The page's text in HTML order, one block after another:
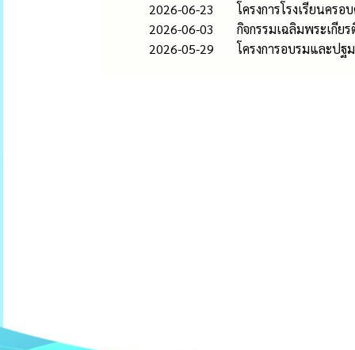
2026-06-23
โครงการโรงเรียนคร
2026-06-03
กิจกรรมเฉลิมพระเกีย
2026-05-29
โครงการอบรมและปฐ